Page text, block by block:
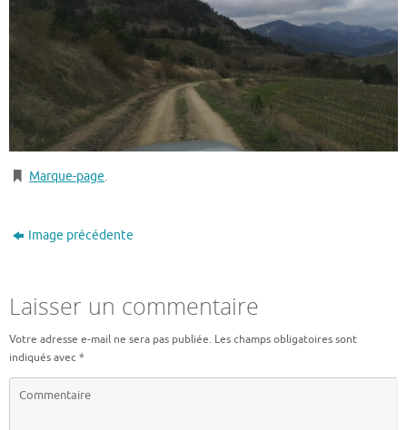
Marque-page.
Image précédente
Laisser un commentaire
Votre adresse e-mail ne sera pas publiée. Les champs obligatoires sont
indiqués avec*